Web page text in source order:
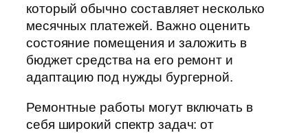
который обычно составляет несколько
месячных платежей. Важно оценить
состояние помещения и заложить в
бюджет средства на его ремонт и
адаптацию под нужды бургерной.
Ремонтные работы могут включать в
себя широкий спектр задач: от